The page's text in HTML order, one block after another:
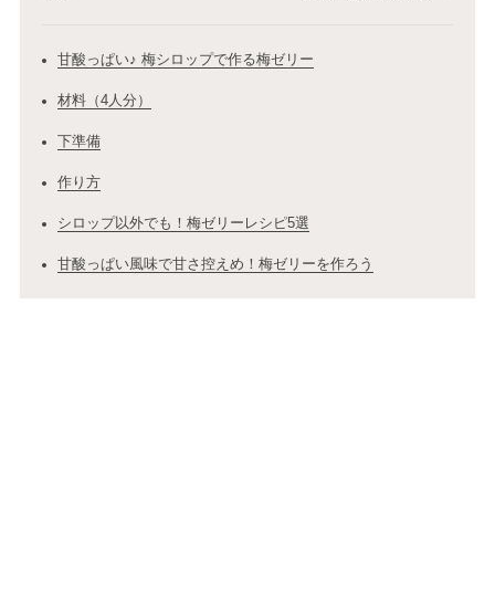
甘酸っぱい♪ 梅シロップで作る梅ゼリー
材料（4人分）
下準備
作り方
シロップ以外でも！梅ゼリーレシピ5選
甘酸っぱい風味で甘さ控えめ！梅ゼリーを作ろう